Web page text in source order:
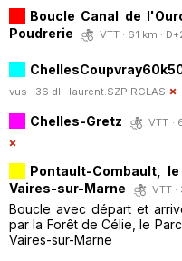
Boucle Canal de
Poudrerie
VTT · 61 km ·
vus · 36 dl · laurent.SZPIRGLAS
Chelles-Gretz VTT ·
Pontault-Combault,
Vaires-sur-Marne
VTT
Boucle avec départ et
par la Forêt de Célie, le
Vaires-sur-Marne